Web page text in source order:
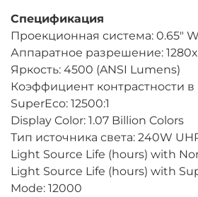
Спецификация
Проекционная система: 0.65"
Аппаратное разрешение:
Яркость: 4500 (ANSI Lumens)
Коэффициент контрастности
SuperEco: 12500:1
Display Color: 1.07 Billion Colors
Тип источника света: 240W
Light Source Life (hours) with
Light Source Life (hours) with
Mode: 12000